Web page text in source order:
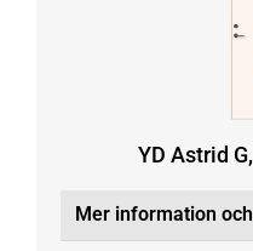
YD Astrid
Mer information